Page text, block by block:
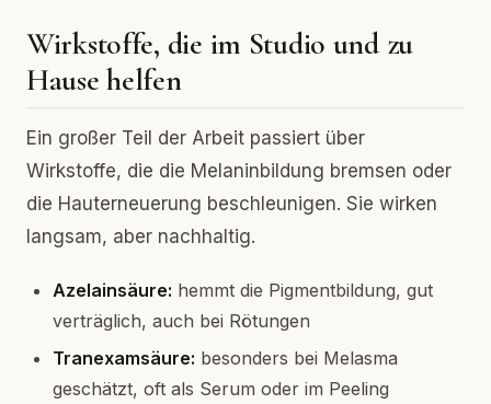
Wirkstoffe, die im Studio und zu
Hause helfen
Ein großer Teil der Arbeit passiert über
Wirkstoffe, die die Melaninbildung bremsen oder
die Hauterneuerung beschleunigen. Sie wirken
langsam, aber nachhaltig.
Azelainsäure: hemmt die Pigmentbildung, gut
verträglich, auch bei Rötungen
Tranexamsäure: besonders bei Melasma
geschätzt, oft als Serum oder im Peeling